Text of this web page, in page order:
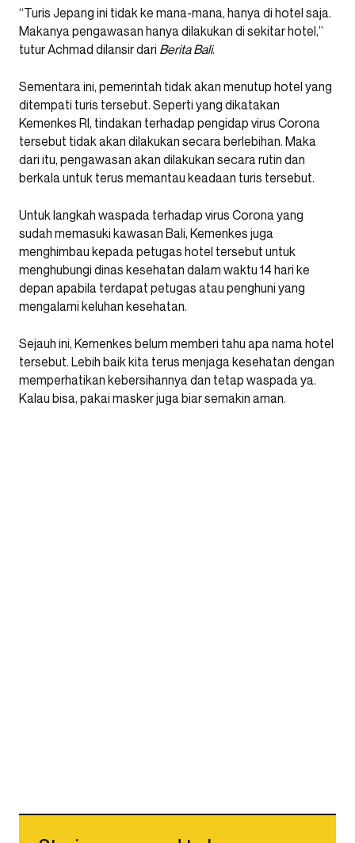
“Turis Jepang ini tidak ke mana-mana, hanya di hotel saja.
Makanya pengawasan hanya dilakukan di sekitar hotel,”
tutur Achmad dilansir dari Berita Bali.
Sementara ini, pemerintah tidak akan menutup hotel yang
ditempati turis tersebut. Seperti yang dikatakan
Kemenkes RI, tindakan terhadap pengidap virus Corona
tersebut tidak akan dilakukan secara berlebihan. Maka
dari itu, pengawasan akan dilakukan secara rutin dan
berkala untuk terus memantau keadaan turis tersebut.
Untuk langkah waspada terhadap virus Corona yang
sudah memasuki kawasan Bali, Kemenkes juga
menghimbau kepada petugas hotel tersebut untuk
menghubungi dinas kesehatan dalam waktu 14 hari ke
depan apabila terdapat petugas atau penghuni yang
mengalami keluhan kesehatan.
Sejauh ini, Kemenkes belum memberi tahu apa nama hotel
tersebut. Lebih baik kita terus menjaga kesehatan dengan
memperhatikan kebersihannya dan tetap waspada ya.
Kalau bisa, pakai masker juga biar semakin aman.